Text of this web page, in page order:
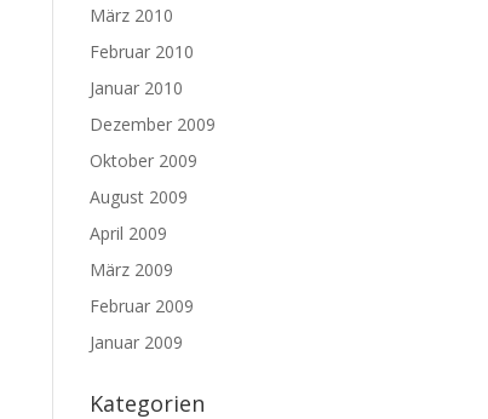
März 2010
Februar 2010
Januar 2010
Dezember 2009
Oktober 2009
August 2009
April 2009
März 2009
Februar 2009
Januar 2009
Kategorien